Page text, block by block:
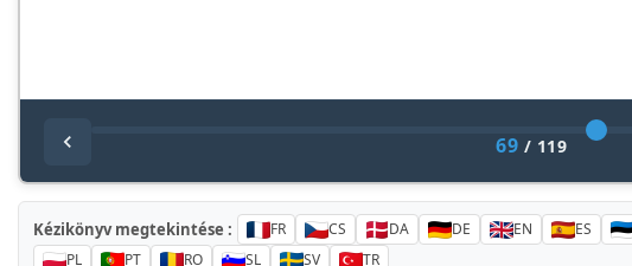
69 / 119
Kézikönyv megtekintése : FR CS DA DE EN ES
PL
PT RO SL SV TR